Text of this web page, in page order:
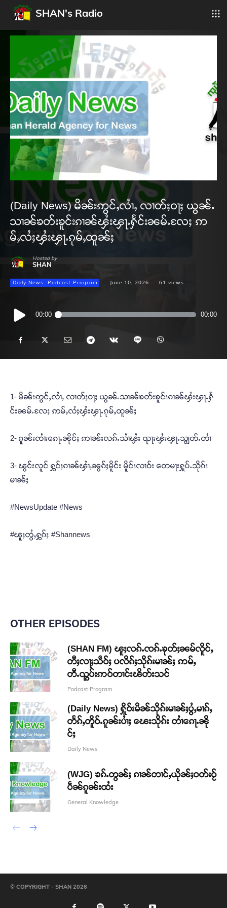
SHAN's Radio
(Daily News) မိၼ်းဢွင်ႇလၢႆႇ လၢတ်ႈဝႃႈ ယွၼ်ႉ
သၢၼ်ၶတ်းၶူင်းၵၢၼ်ၾႆးၾႃႉႁႅင်းၼမ်ႉလႄႈ ဢ
မ်ႇလႆႈၾႆးၾႃႉၵုမ်ႇထူၼ်ႈ
Hosted by
SHAN
Daily News Podcast Program June 10, 2026 61 views
Audio
Player
00:00 00:00
1- မိၼ်းဢွင်ႇလၢႆႇ လၢတ်ႈဝႃႈ ယွၼ်ႉသၢၼ်ၶတ်းၶူင်းၵၢၼ်ၾႆးၾႃႉႁႅ
င်းၼမ်ႉလႄႈ ဢမ်ႇလႆႈၾႆးၾႃႉၵုမ်ႇထူၼ်ႈ
2- ၵူၼ်းၸၢႆးၵေႃႉၼိုင်ႈ ဢၢၼ်းလၵ်ႉသၢႆၾႆး ၺႃးၾႆးၾႃႉသျွတ်ႉတၢႆ
3- ၽွင်းလူင် ႁွင်ႈၵၢၼ်ၾၢႆႇၼွၵ်ႈမိူင်း မိူင်းလၢဝ်း တေမႃးႁူပ်ႉသိုၵ်း
မၢၼ်ႈ
#NewsUpdate #News
#ၽူႈတွႆႇႁွၵ်ႈ #Shannews
OTHER EPISODES
(SHAN FM) ၽူႈလၵ်ႉၸၵ်ႉၶုတ်ႈၼမ်လိူင်ႇ
တီႈလႃႈသဵဝ်ႈ ပလိၵ်ႈသိုၵ်းမၢၼ်ႈ ဢမ်ႇ
တီႉၺွပ်းဢဝ်တၢင်းၽိတ်းသင်
Podcast Program
(Daily News) ႁိူဝ်းမိၼ်သိုၵ်းမၢၼ်ႈပွႆႇမၢၵ်ႇ
တႅၵ်ႇတိူဝ်ႉၵူၼ်းပၢႆႈ ၽေးသိုၵ်း တၢႆၵေႃႉၼို
င်ႈ
Daily News
(WJG) ၶၵ်ႉတွၼ်ႈ ၵၢၼ်တၢင်ႇယိုၼ်ႈဝတ်းဝႂ်
ပဵၼ်ၵူၼ်းထႆး
General Knowledge
© COPYRIGHT - SHAN 2026